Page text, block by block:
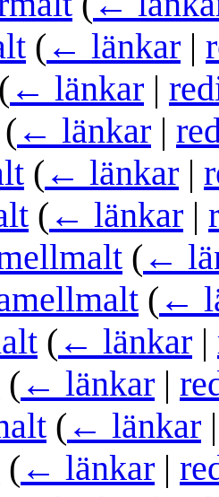
( ← länkar |
( ← länkar |
( ← länkar |
( ← länkar |
( ← länkar |
( ←
( ←
( ← länkar |
( ← länkar |
( ← länkar
( ← länkar |